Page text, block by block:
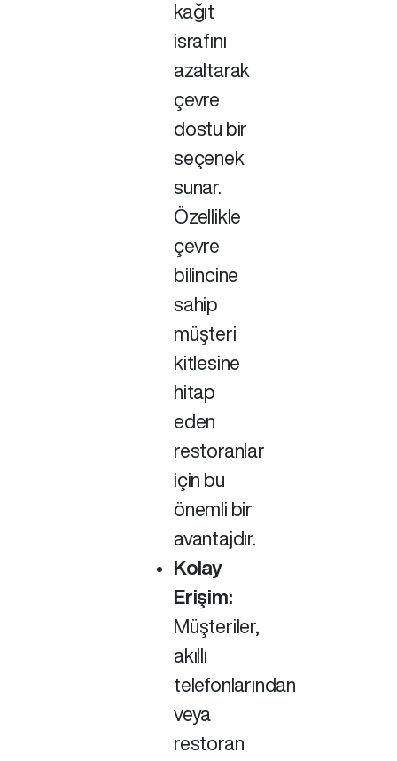
kağıt
israfını
azaltarak
çevre
dostu bir
seçenek
sunar.
Özellikle
çevre
bilincine
sahip
müşteri
kitlesine
hitap
eden
restoranlar
için bu
önemli bir
avantajdır.
Kolay
Erişim:
Müşteriler,
akıllı
telefonlarından
veya
restoran